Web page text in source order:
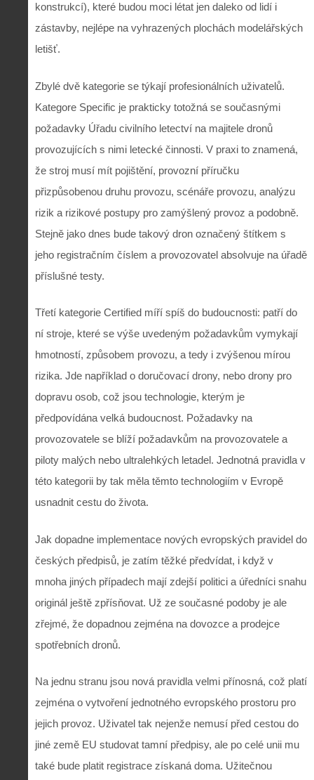
konstrukcí), které budou moci létat jen daleko od lidí i
zástavby, nejlépe na vyhrazených plochách modelářských
letišť.
Zbylé dvě kategorie se týkají profesionálních uživatelů.
Kategore Specific je prakticky totožná se současnými
požadavky Úřadu civilního letectví na majitele dronů
provozujících s nimi letecké činnosti. V praxi to znamená,
že stroj musí mít pojištění, provozní příručku
přizpůsobenou druhu provozu, scénáře provozu, analýzu
rizik a rizikové postupy pro zamýšlený provoz a podobně.
Stejně jako dnes bude takový dron označený štítkem s
jeho registračním číslem a provozovatel absolvuje na úřadě
příslušné testy.
Třetí kategorie Certified míří spíš do budoucnosti: patří do
ní stroje, které se výše uvedeným požadavkům vymykají
hmotností, způsobem provozu, a tedy i zvýšenou mírou
rizika. Jde například o doručovací drony, nebo drony pro
dopravu osob, což jsou technologie, kterým je
předpovídána velká budoucnost. Požadavky na
provozovatele se blíží požadavkům na provozovatele a
piloty malých nebo ultralehkých letadel. Jednotná pravidla v
této kategorii by tak měla těmto technologiím v Evropě
usnadnit cestu do života.
Jak dopadne implementace nových evropských pravidel do
českých předpisů, je zatím těžké předvídat, i když v
mnoha jiných případech mají zdejší politici a úředníci snahu
originál ještě zpřísňovat. Už ze současné podoby je ale
zřejmé, že dopadnou zejména na dovozce a prodejce
spotřebních dronů.
Na jednu stranu jsou nová pravidla velmi přínosná, což platí
zejména o vytvoření jednotného evropského prostoru pro
jejich provoz. Uživatel tak nejenže nemusí před cestou do
jiné země EU studovat tamní předpisy, ale po celé unii mu
také bude platit registrace získaná doma. Užitečnou